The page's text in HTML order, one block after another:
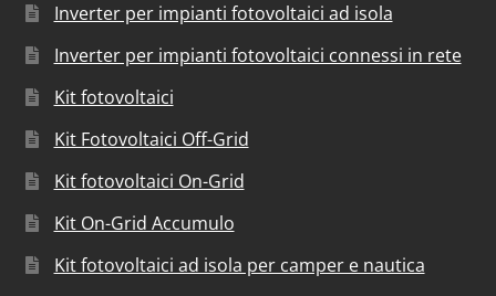
Inverter per impianti fotovoltaici ad isola
Inverter per impianti fotovoltaici connessi in rete
Kit fotovoltaici
Kit Fotovoltaici Off-Grid
Kit fotovoltaici On-Grid
Kit On-Grid Accumulo
Kit fotovoltaici ad isola per camper e nautica